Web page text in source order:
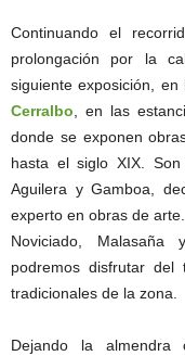
Continuando el
prolongación por la
siguiente exposición,
Cerralbo, en las
donde se exponen
hasta el siglo XIX.
Aguilera y Gamboa,
experto en obras de
Noviciado,
podremos disfrutar
tradicionales de la zona.
Dejando la